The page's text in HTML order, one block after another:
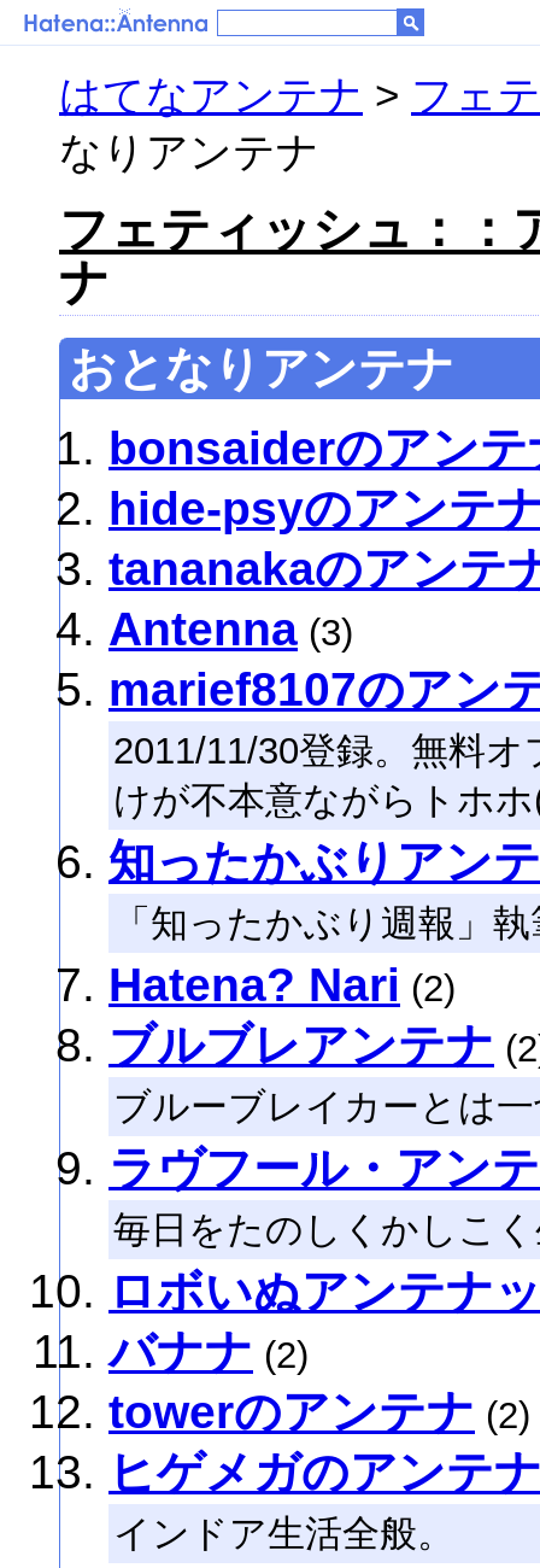
はてなアンテナ > フェ
なりアンテナ
フェティッシュ：：
ナ
おとなりアンテナ
bonsaiderのアンテ
hide-psyのアンテ
tananakaのアンテ
Antenna (3)
marief8107のアン
2011/11/30登録。無料
けが不本意ながらトホ
知ったかぶりアン
「知ったかぶり週報」
Hatena? Nari (2)
ブルブレアンテナ
ブルーブレイカーとは
ラヴフール・アン
毎日をたのしくかしこ
ロボいぬアンテナ
バナナ (2)
towerのアンテナ (2)
ヒゲメガのアンテ
インドア生活全般。